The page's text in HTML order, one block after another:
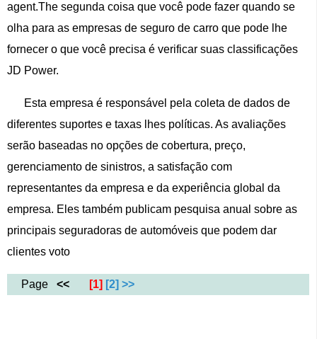
agent.The segunda coisa que você pode fazer quando se
olha para as empresas de seguro de carro que pode lhe
fornecer o que você precisa é verificar suas classificações
JD Power.
Esta empresa é responsável pela coleta de dados de
diferentes suportes e taxas lhes políticas. As avaliações
serão baseadas no opções de cobertura, preço,
gerenciamento de sinistros, a satisfação com
representantes da empresa e da experiência global da
empresa. Eles também publicam pesquisa anual sobre as
principais seguradoras de automóveis que podem dar
clientes voto
Page << [1] [2] >>